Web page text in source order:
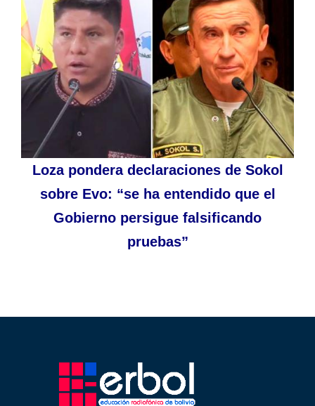
Loza pondera declaraciones de Sokol
sobre Evo: “se ha entendido que el
Gobierno persigue falsificando
pruebas”